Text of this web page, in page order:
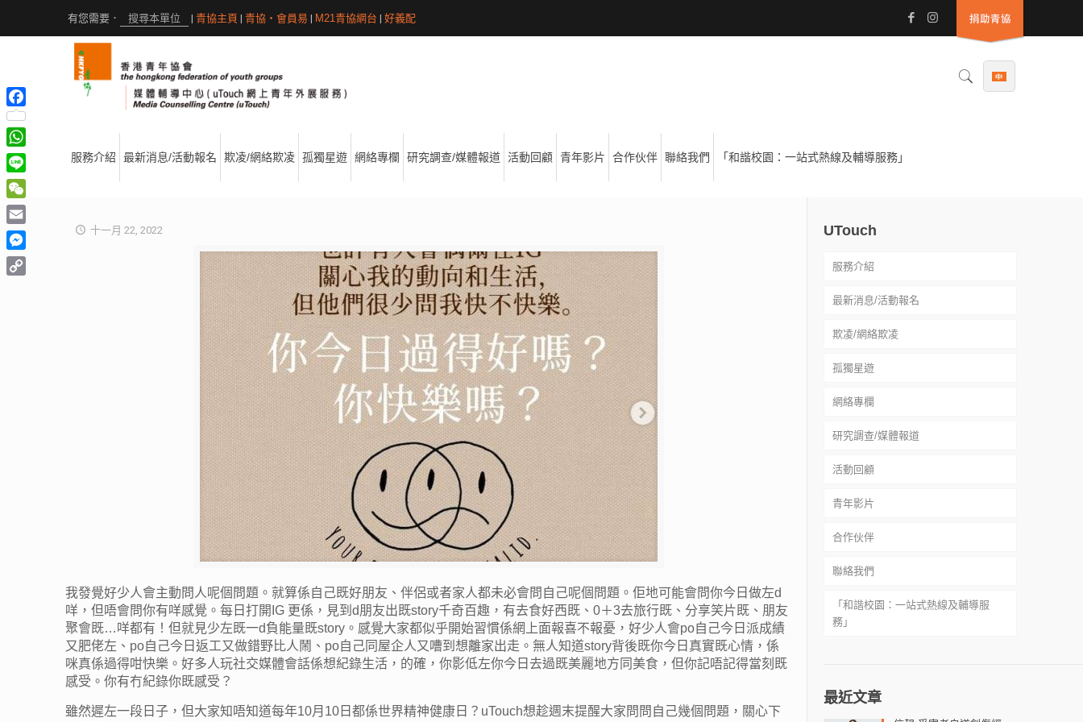
| 青協主頁 | 青協・會員易 | M21青協網台 | 好義配
服務介紹 最新消息/活動報名 欺凌/網絡欺凌 孤獨星遊 網絡專欄 研究調查/媒體報道 活動回顧 青年影片 合作伙伴 聯絡我們 「和諧校園：一站式熱線及輔導服務」
十一月 22, 2022
我發覺好少人會主動問人呢個問題。就算係自己既好朋友、伴侶或者家人都未必會問自己呢個問題。佢地可能會問你今日做左d
咩，但唔會問你有咩感覺。每日打開IG 更係，見到d朋友出既story千奇百趣，有去食好西既、0＋3去旅行既、分享笑片既、朋友
聚會既…咩都有！但就見少左既一d負能量既story。感覺大家都似乎開始習慣係網上面報喜不報憂，好少人會po自己今日派成績
又肥佬左、po自己今日返工又做錯野比人鬧、po自己同屋企人又嘈到想離家出走。無人知道story背後既你今日真實既心情，係
咪真係過得咁快樂。好多人玩社交媒體會話係想紀錄生活，的確，你影低左你今日去過既美麗地方同美食，但你記唔記得當刻既
感受。你有冇紀錄你既感受？
雖然遲左一段日子，但大家知唔知道每年10月10日都係世界精神健康日？uTouch想趁週末提醒大家問問自己幾個問題，關心下
UTouch
服務介紹
社工驗證
常見問題
服務質素標準
輔導服務
意見收集箱
處理投訴及意見流程
最新消息/活動報名
欺凌/網絡欺凌
網絡欺凌自救資源
網絡欺凌自助教材套
網絡欺凌特展
孤獨星遊
孤獨星球生存手冊
星遊遺孤
文字獨白
孤獨類型分析
網絡專欄
研究調查/媒體報道
活動回顧
青年影片
合作伙伴
中小學
大專院校
聯絡我們
「和諧校園：一站式熱線及輔導服
務」
Harmonious School: One-Stop
最近文章
Facebook
WhatsApp
Line
WeChat
Email
Messenger